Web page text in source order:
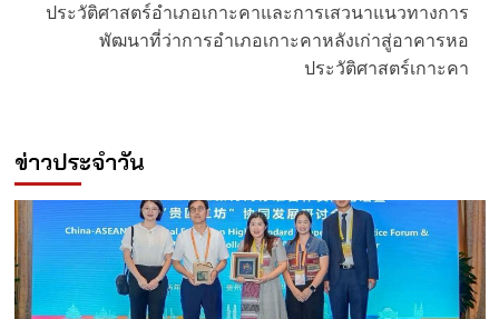
ประวัติศาสตร์อำเภอเกาะคาและการเสวนาแนวทางการ
พัฒนาที่ว่าการอำเภอเกาะคาหลังเก่าสู่อาคารหอ
ประวัติศาสตร์เกาะคา
ข่าวประจำวัน